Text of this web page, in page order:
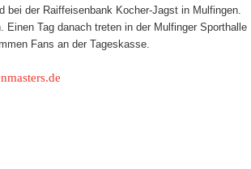
der Raiffeisenbank Kocher-Jagst in Mulfingen.
Tag danach treten in der Mulfinger Sporthalle
Fans an der Tageskasse.